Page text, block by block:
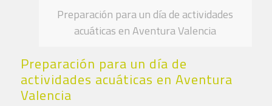
Preparación para un día de actividades
acuáticas en Aventura Valencia
Preparación para un día de
actividades acuáticas en Aventura
Valencia